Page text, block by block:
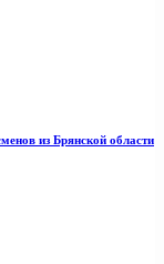
из Брянской области